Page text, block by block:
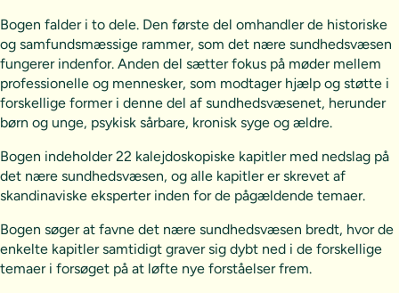
Bogen falder i to dele. Den første del omhandler de historiske
og samfundsmæssige rammer, som det nære sundhedsvæsen
fungerer indenfor. Anden del sætter fokus på møder mellem
professionelle og mennesker, som modtager hjælp og støtte i
forskellige former i denne del af sundhedsvæsenet, herunder
børn og unge, psykisk sårbare, kronisk syge og ældre.
Bogen indeholder 22 kalejdoskopiske kapitler med nedslag på
det nære sundhedsvæsen, og alle kapitler er skrevet af
skandinaviske eksperter inden for de pågældende temaer.
Bogen søger at favne det nære sundhedsvæsen bredt, hvor de
enkelte kapitler samtidigt graver sig dybt ned i de forskellige
temaer i forsøget på at løfte nye forståelser frem.